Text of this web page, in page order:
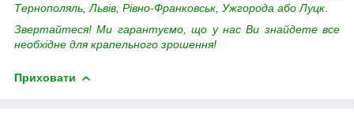
Тернополяль, Львів, Рівно-Франковськ, Ужгорода або Луцк
Звертайтеся! Ми гарантуємо, що у нас Ви знайдете все
необхідне для крапельного зрошення!
Приховати